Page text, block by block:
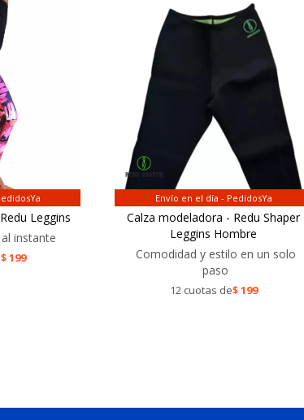
Leggins
instante
$199
Envío en el día - PedidosYa
Calza modeladora - Redu Shaper
Leggins Hombre
Comodidad y estilo en un solo
paso
12 cuotas de$199